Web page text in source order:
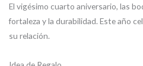
El vigésimo cuarto aniversario, las
fortaleza y la durabilidad. Este año
su relación.